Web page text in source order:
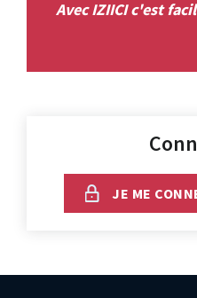
Avec IZIICI c'est
JE ME